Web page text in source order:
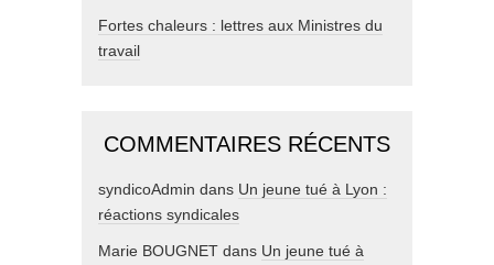
Fortes chaleurs : lettres aux Ministres du
travail
COMMENTAIRES RÉCENTS
syndicoAdmin dans Un jeune tué à Lyon :
réactions syndicales
Marie BOUGNET dans Un jeune tué à